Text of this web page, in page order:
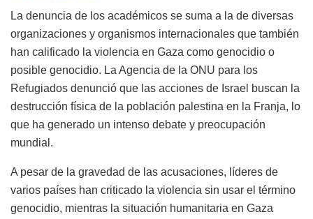
La denuncia de los académicos se suma a la de diversas
organizaciones y organismos internacionales que también
han calificado la violencia en Gaza como genocidio o
posible genocidio. La Agencia de la ONU para los
Refugiados denunció que las acciones de Israel buscan la
destrucción física de la población palestina en la Franja, lo
que ha generado un intenso debate y preocupación
mundial.
A pesar de la gravedad de las acusaciones, líderes de
varios países han criticado la violencia sin usar el término
genocidio, mientras la situación humanitaria en Gaza